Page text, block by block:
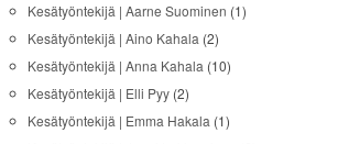
Kesätyöntekijä | Aarne Suominen (1)
Kesätyöntekijä | Aino Kahala (2)
Kesätyöntekijä | Anna Kahala (10)
Kesätyöntekijä | Elli Pyy(2)
Kesätyöntekijä | Emma Hakala (1)